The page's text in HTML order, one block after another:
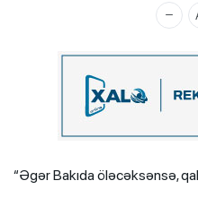
“Əgər Bakıda öləcəksənsə,